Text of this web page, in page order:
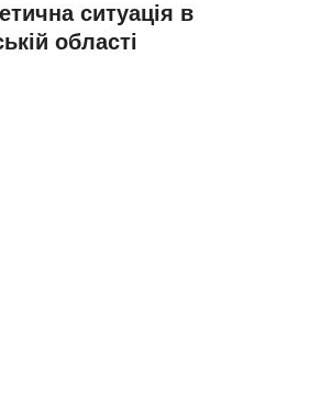
ситуація в
області